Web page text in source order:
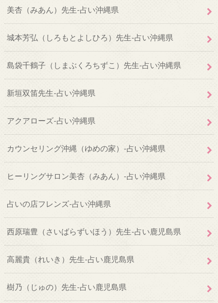
美杏（みあん）先生-占い沖縄県
城本芳弘（しろもとよしひろ）先生-占い沖縄県
島袋千鶴子（しまぶくろちずこ）先生-占い沖縄県
新垣双笛先生-占い沖縄県
アクアローズ-占い沖縄県
カウンセリング沖縄（ゆめの家）-占い沖縄県
ヒーリングサロン美杏（みあん）-占い沖縄県
占いの店フレンズ-占い沖縄県
西原瑞豊（さいばらずいほう）先生-占い鹿児島県
高麗貴（れいき）先生-占い鹿児島県
樹乃（じゅの）先生-占い鹿児島県